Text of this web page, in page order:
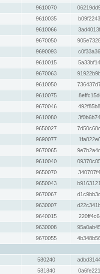
9610070
9610035
9610066
9670050
9690093
9610015
9670063
9610050
9610075
9670046
9610080
9650027
9690077
9670065
9610040
9650070
9650043
9670067
9630007
9640015
9630008
9670055
580240
581840